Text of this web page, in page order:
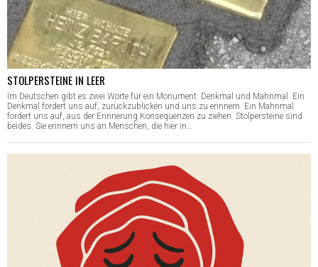
STOLPERSTEINE IN LEER
Im Deutschen gibt es zwei Worte für ein Monument: Denkmal und Mahnmal. Ein
Denkmal fordert uns auf, zurückzublicken und uns zu erinnern. Ein Mahnmal
fordert uns auf, aus der Erinnerung Konsequenzen zu ziehen. Stolpersteine sind
beides. Sie erinnern uns an Menschen, die hier in…